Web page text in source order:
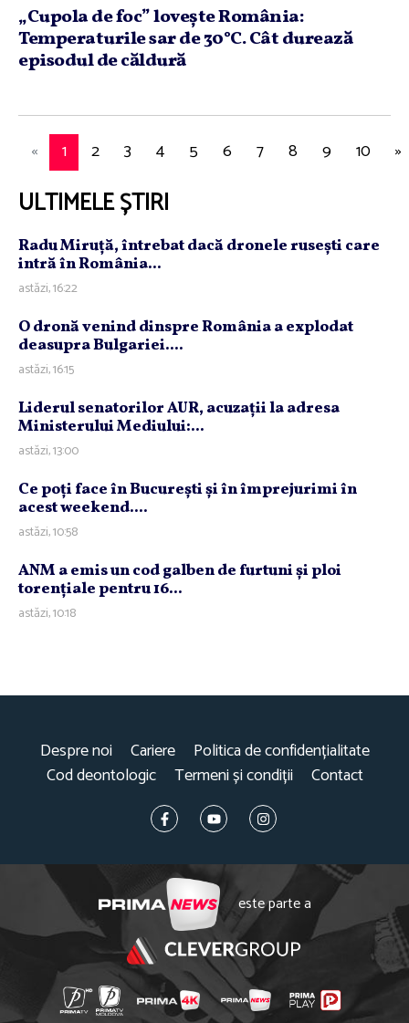
„Cupola de foc” loveşte România:
Temperaturile sar de 30°C. Cât durează
episodul de căldură
« 1 2 3 4 5 6 7 8 9 10 »
ULTIMELE ȘTIRI
Radu Miruţă, întrebat dacă dronele ruseşti care
intră în România...
astăzi, 16:22
O dronă venind dinspre România a explodat
deasupra Bulgariei....
astăzi, 16:15
Liderul senatorilor AUR, acuzaţii la adresa
Ministerului Mediului:...
astăzi, 13:00
Ce poţi face în Bucureşti şi în împrejurimi în
acest weekend....
astăzi, 10:58
ANM a emis un cod galben de furtuni şi ploi
torenţiale pentru 16...
astăzi, 10:18
Despre noi Cariere
Politica de confidențialitate
Cod deontologic
Termeni și condiții Contact
este parte a